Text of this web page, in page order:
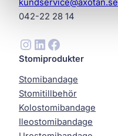
kundservice@axotan.se
042-22 28 14
Instagram LinkedIn Facebook
Stomiprodukter
Stomibandage
Stomitillbehör
Kolostomibandage
Ileostomibandage